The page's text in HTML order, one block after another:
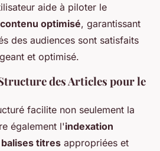
aide à piloter le
optimisé, garantissant
des audiences sont satisfaits
et optimisé.
des Articles pour le
facilite non seulement la
également l'indexation
balises titres appropriées et